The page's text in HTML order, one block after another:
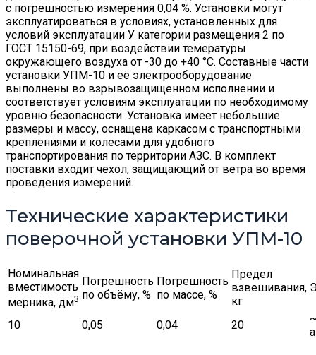
с погрешностью измерения 0,04 %. Установки могут
эксплуатироваться в условиях, установленных для
условий эксплуатации У категории размещения 2 по
ГОСТ 15150-69, при воздействии темературы
окружающего воздуха от -30 до +40 °C. Составные части
установки УПМ-10 и её электрооборудование
выполнены во взрывозащищенном исполнении и
соответствует условиям эксплуатации по необходимому
уровню безопасности. Установка имеет небольшие
размеры и массу, оснащена каркасом с транспортными
креплениями и колесами для удобного
транспортирования по территории АЗС. В комплект
поставки входит чехол, защищающий от ветра во время
проведения измерений.
Технические характеристики
поверочной установки УПМ-10
Номинальная
вместимость
мерника, дм3
Погрешность
по объёму, %
Погрешность
по массе, %
Предел
взвешивания,
кг
10 0,05 0,04 20